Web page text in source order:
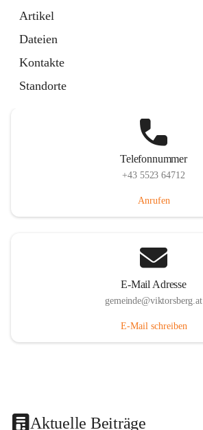
Artikel
Dateien
Kontakte
Standorte
Telefonnummer
+43 5523 64712
Anrufen
E-Mail Adresse
gemeinde@viktorsberg.at
E-Mail schreiben
Aktuelle Beiträge